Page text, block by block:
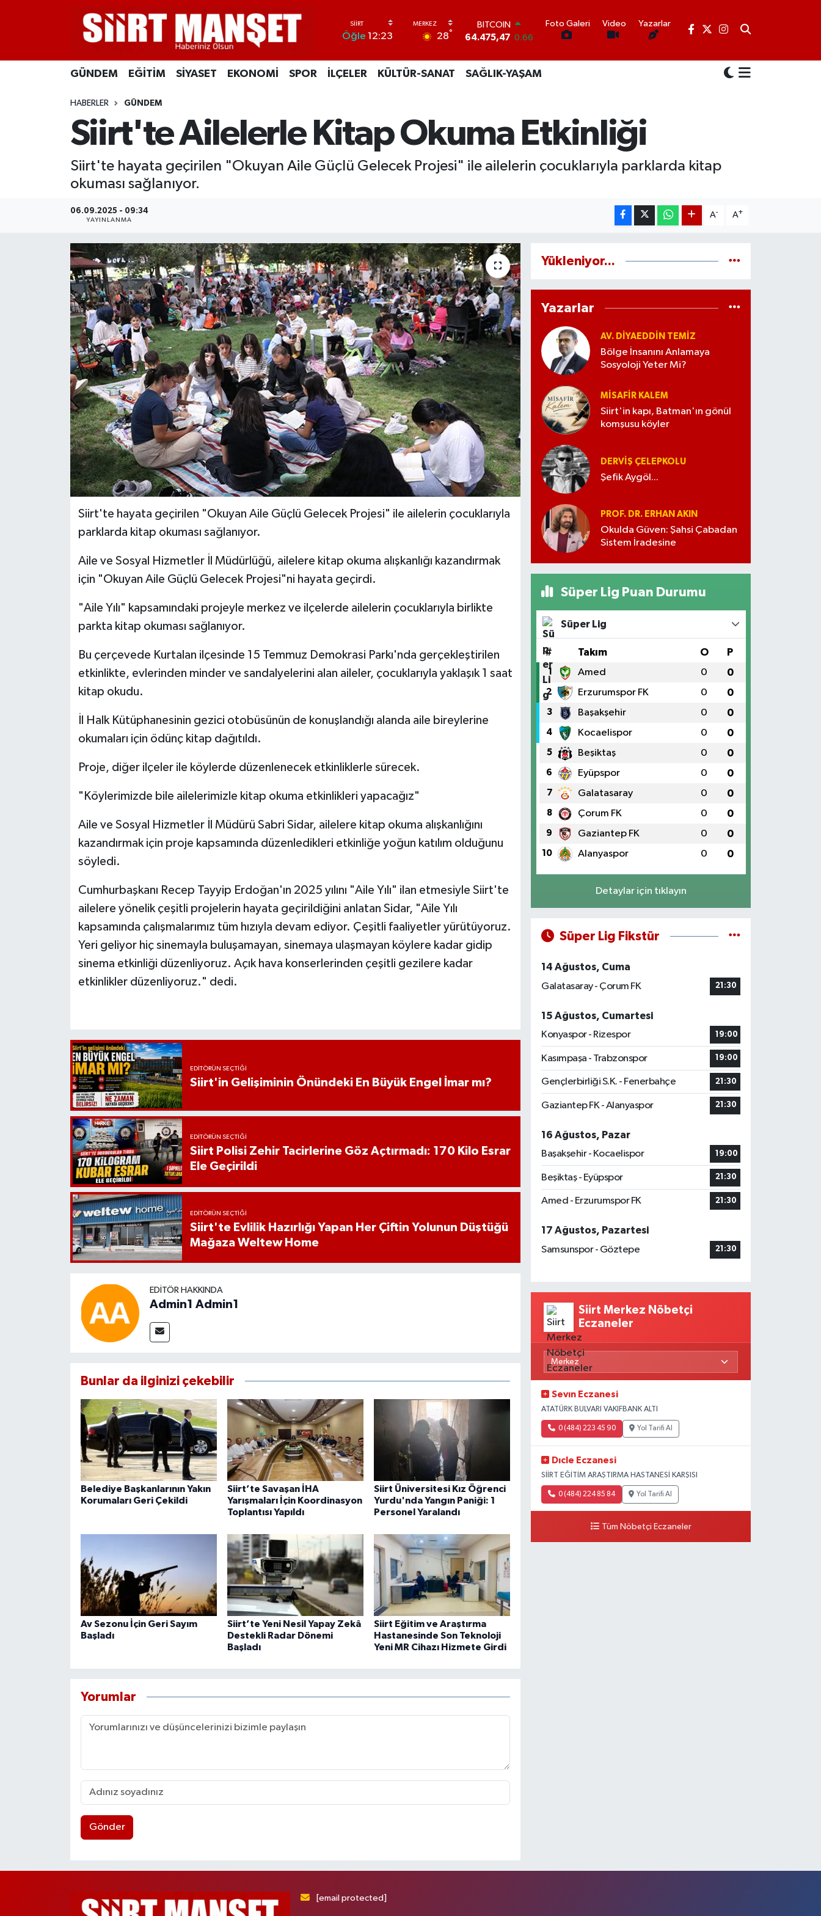
Öğle 12:23 28°
BITCOIN
64.475,47 0.66
47,5971 0.05
EURO
GRAM ALTIN
6527.85
0.54
13.703 0
Foto Galeri Video Yazarlar
GÜNDEM EĞİTİM SİYASET EKONOMİ SPOR İLÇELER KÜLTÜR-SANAT SAĞLIK-YAŞAM
HABERLER GÜNDEM
Siirt'te Ailelerle Kitap Okuma Etkinliği
Siirt'te hayata geçirilen "Okuyan Aile Güçlü Gelecek Projesi" ile ailelerin çocuklarıyla parklarda kitap
okuması sağlanıyor.
06.09.2025 - 09:34
YAYINLANMA
A- A+
Siirt'te hayata geçirilen "Okuyan Aile Güçlü Gelecek Projesi" ile ailelerin çocuklarıyla
parklarda kitap okuması sağlanıyor.
Aile ve Sosyal Hizmetler İl Müdürlüğü, ailelere kitap okuma alışkanlığı kazandırmak
için "Okuyan Aile Güçlü Gelecek Projesi"ni hayata geçirdi.
"Aile Yılı" kapsamındaki projeyle merkez ve ilçelerde ailelerin çocuklarıyla birlikte
parkta kitap okuması sağlanıyor.
Bu çerçevede Kurtalan ilçesinde 15 Temmuz Demokrasi Parkı'nda gerçekleştirilen
etkinlikte, evlerinden minder ve sandalyelerini alan aileler, çocuklarıyla yaklaşık 1 saat
kitap okudu.
İl Halk Kütüphanesinin gezici otobüsünün de konuşlandığı alanda aile bireylerine
okumaları için ödünç kitap dağıtıldı.
Proje, diğer ilçeler ile köylerde düzenlenecek etkinliklerle sürecek.
"Köylerimizde bile ailelerimizle kitap okuma etkinlikleri yapacağız"
Aile ve Sosyal Hizmetler İl Müdürü Sabri Sidar, ailelere kitap okuma alışkanlığını
kazandırmak için proje kapsamında düzenledikleri etkinliğe yoğun katılım olduğunu
söyledi.
Cumhurbaşkanı Recep Tayyip Erdoğan'ın 2025 yılını "Aile Yılı" ilan etmesiyle Siirt'te
ailelere yönelik çeşitli projelerin hayata geçirildiğini anlatan Sidar, "Aile Yılı
kapsamında çalışmalarımız tüm hızıyla devam ediyor. Çeşitli faaliyetler yürütüyoruz.
Yeri geliyor hiç sinemayla buluşamayan, sinemaya ulaşmayan köylere kadar gidip
sinema etkinliği düzenliyoruz. Açık hava konserlerinden çeşitli gezilere kadar
etkinlikler düzenliyoruz." dedi.
EDITÖRÜN SEÇTIĞI
Siirt'in Gelişiminin Önündeki En Büyük Engel İmar mı?
EDITÖRÜN SEÇTIĞI
Siirt Polisi Zehir Tacirlerine Göz Açtırmadı: 170 Kilo Esrar
Ele Geçirildi
EDITÖRÜN SEÇTIĞI
Siirt'te Evlilik Hazırlığı Yapan Her Çiftin Yolunun Düştüğü
Mağaza Weltew Home
EDITÖR HAKKINDA
Admin1 Admin1
Bunlar da ilginizi çekebilir
Belediye Başkanlarının Yakın
Korumaları Geri Çekildi
Siirt’te Savaşan İHA
Yarışmaları İçin Koordinasyon
Toplantısı Yapıldı
Siirt Üniversitesi Kız Öğrenci
Yurdu'nda Yangın Paniği: 1
Personel Yaralandı
Av Sezonu İçin Geri Sayım
Başladı
Siirt’te Yeni Nesil Yapay Zekâ
Destekli Radar Dönemi
Başladı
Siirt Eğitim ve Araştırma
Hastanesinde Son Teknoloji
Yeni MR Cihazı Hizmete Girdi
Yorumlar
Gönder
Yükleniyor...
Yazarlar
AV. DIYAEDDIN TEMIZ
Bölge İnsanını Anlamaya
Sosyoloji Yeter Mi?
MISAFIR KALEM
Siirt'in kapı, Batman'ın gönül
komşusu köyler
DERVIŞ ÇELEPKOLU
Şefik Aygöl...
PROF. DR. ERHAN AKIN
Okulda Güven: Şahsi Çabadan
Sistem İradesine
Süper Lig Puan Durumu
Süper Lig
# Takım O P
1 Amed 0 0
2 Erzurumspor FK 0 0
3 Başakşehir 0 0
4 Kocaelispor 0 0
5 Beşiktaş 0 0
6 Eyüpspor 0 0
7 Galatasaray 0 0
8 Çorum FK 0 0
9 Gaziantep FK 0 0
10 Alanyaspor 0 0
Detaylar için tıklayın
Süper Lig Fikstür
14 Ağustos, Cuma
Galatasaray - Çorum FK
21:30
15 Ağustos, Cumartesi
Konyaspor - Rizespor
19:00
Kasımpaşa - Trabzonspor 19:00
Gençlerbirliği S.K. - Fenerbahçe 21:30
Gaziantep FK - Alanyaspor 21:30
16 Ağustos, Pazar
Başakşehir - Kocaelispor
19:00
Beşiktaş - Eyüpspor 21:30
Amed - Erzurumspor FK 21:30
17 Ağustos, Pazartesi
Samsunspor - Göztepe
21:30
Siirt Merkez Nöbetçi
Eczaneler
Sevın Eczanesi
ATATÜRK BULVARI VAKIFBANK ALTI
0 (484) 223 45 90 Yol Tarifi Al
Dıcle Eczanesi
SİİRT EĞİTİM ARAŞTIRMA HASTANESİ KARŞISI
0 (484) 224 85 84 Yol Tarifi Al
Tüm Nöbetçi Eczaneler
[email protected]
SİYASET
EKONOMİ
SAĞLIK-YAŞAM
Siirt Nöbetçi Eczaneler
Siirt Hava Durumu
Siirt Namaz Vakitleri
Siirt Trafik Yoğunluk Haritası
Süper Lig Puan Durumu ve Fikstür
Haber Arşivi